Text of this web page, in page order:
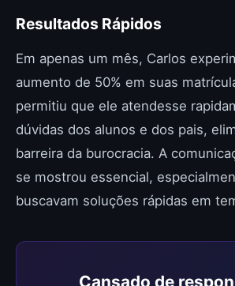
Resultados Rápidos
Em apenas um mês, Carlos
aumento de 50% em suas
permitiu que ele atendesse
dúvidas dos alunos e dos pais,
barreira da burocracia. A
se mostrou essencial,
buscavam soluções rápidas em
Cansado de